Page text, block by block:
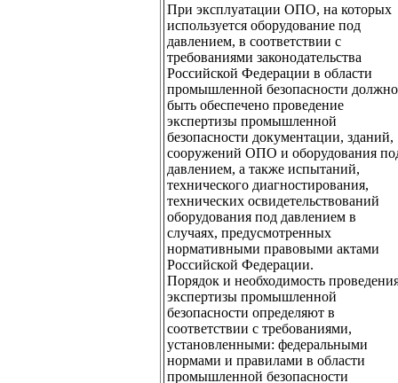
При эксплуатации ОПО, на которых
используется оборудование под
давлением, в соответствии с
требованиями законодательства
Российской Федерации в области
промышленной безопасности должно
быть обеспечено проведение
экспертизы промышленной
безопасности документации, зданий,
сооружений ОПО и оборудования
давлением, а также испытаний,
технического диагностирования,
технических освидетельствований
оборудования под давлением в
случаях, предусмотренных
нормативными правовыми актами
Российской Федерации.
Порядок и необходимость
экспертизы промышленной
безопасности определяют в
соответствии с требованиями,
установленными: федеральными
нормами и правилами в области
промышленной безопасности